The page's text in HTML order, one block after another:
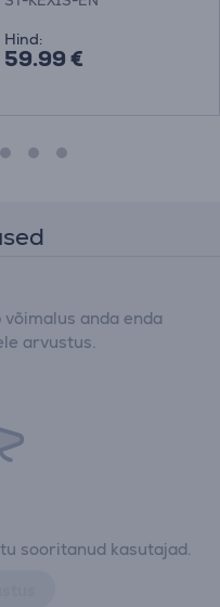
Hind:
59.99 €
sooritanud kasutajad.
anda enda
arvustus.